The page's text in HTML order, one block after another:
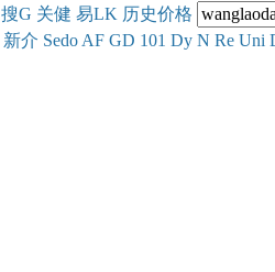
搜G 关健 易LK 历史价格
新介 Sedo AF GD 101 Dy N Re Uni